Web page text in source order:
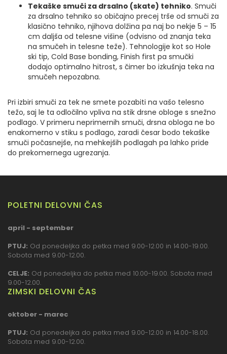
Tekaške smuči za drsalno (skate) tehniko. Smuči
za drsalno tehniko so običajno precej trše od smuči za
klasično tehniko, njihova dolžina pa naj bo nekje 5 – 15
cm daljša od telesne višine (odvisno od znanja teka
na smučeh in telesne teže). Tehnologije kot so Hole
ski tip, Cold Base bonding, Finish first pa smučki
dodajo optimalno hitrost, s čimer bo izkušnja teka na
smučeh nepozabna.
Pri izbiri smuči za tek ne smete pozabiti na vašo telesno
težo, saj le ta odločilno vpliva na stik drsne obloge s snežno
podlago. V primeru neprimernih smuči, drsna obloga ne bo
enakomerno v stiku s podlago, zaradi česar bodo tekaške
smuči počasnejše, na mehkejših podlagah pa lahko pride
do prekomernega ugrezanja.
POLETNI DELOVNI ČAS
april - september
PTUJ: Od ponedeljka do petka med 9.00-12.00 in 14.00-19.00.
Sobota med 9.00-12.00.
CELJE: Od ponedeljka do petka med 10.00-19.00. Sobota med
9.00-12.00.
ZIMSKI DELOVNI ČAS
oktober - marec
PTUJ: Od ponedeljka do petka med 9.00-12.00 in 14.00-18.00.
Sobota med 9.00-12.00.